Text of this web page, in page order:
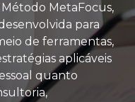
MetaFocus,
para
de ferramentas,
aplicáveis
quanto